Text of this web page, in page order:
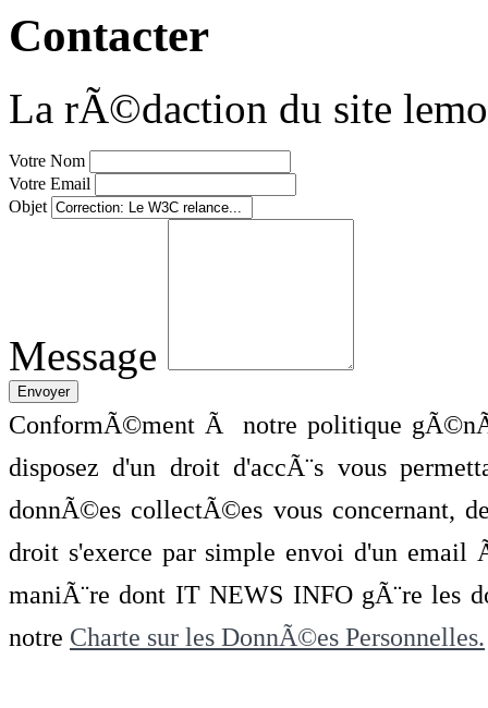
Contacter
La rÃ©daction du site
Votre Nom
Votre Email
Objet
Message
ConformÃ©ment Ã notre politique
disposez d'un droit d'accÃ¨s vous
donnÃ©es collectÃ©es vous concernant,
droit s'exerce par simple envoi d'un
maniÃ¨re dont IT NEWS INFO gÃ¨re les
notre Charte sur les DonnÃ©es Personnelles.